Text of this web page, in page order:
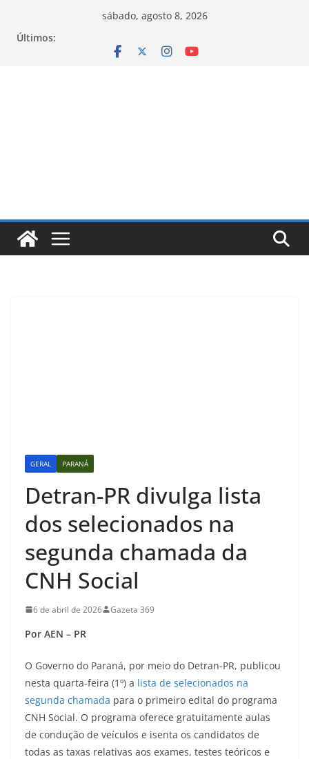
sábado, agosto 8, 2026
Últimos:
GERAL PARANÁ
Detran-PR divulga lista
dos selecionados na
segunda chamada da
CNH Social
6 de abril de 2026 Gazeta 369
Por AEN – PR
O Governo do Paraná, por meio do Detran-PR, publicou
nesta quarta-feira (1º) a lista de selecionados na
segunda chamada para o primeiro edital do programa
CNH Social. O programa oferece gratuitamente aulas
de condução de veículos e isenta os candidatos de
todas as taxas relativas aos exames, testes teóricos e